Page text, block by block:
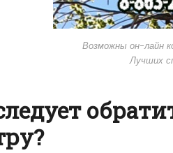
Возможны он-лайн
Лучших